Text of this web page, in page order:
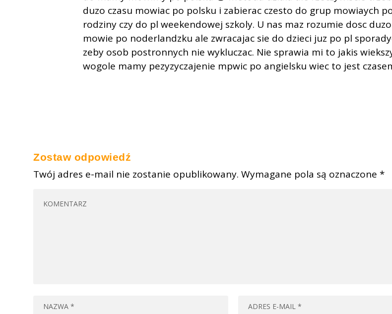
duzo czasu mowiac po polsku i zabierac czesto do grup mowiaych
rodziny czy do pl weekendowej szkoly. U nas maz rozumie dosc
mowie po noderlandzku ale zwracajac sie do dzieci juz po pl
zeby osob postronnych nie wykluczac. Nie sprawia mi to jakis
wogole mamy pezyzyczajenie mpwic po angielsku wiec to jest
Zostaw odpowiedź
Twój adres e-mail nie zostanie opublikowany. Wymagane pola są oznaczone *